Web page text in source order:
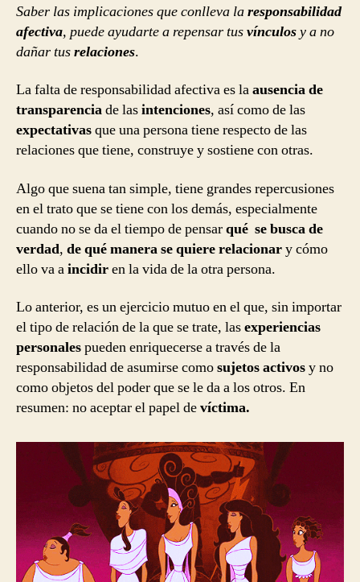
Saber las implicaciones que conlleva laresponsabilidad
afectiva, puede ayudarte a repensar tusvínculosy a no
dañar tusrelaciones.
La falta de responsabilidad afectiva es laausencia de
transparenciade lasintenciones, así como de las
expectativasque una persona tiene respecto de las
relaciones que tiene, construye y sostiene con otras.
Algo que suena tan simple, tiene grandes repercusiones
en el trato que se tiene con los demás, especialmente
cuando no se da el tiempo de pensarqué se busca de
verdad, de qué manera se quiere relacionary cómo
ello va aincidiren la vida de la otra persona.
Lo anterior, es un ejercicio mutuo en el que, sin importar
el tipo de relación de la que se trate, lasexperiencias
personalespueden enriquecerse a través de la
responsabilidad de asumirse comosujetos activosy no
como objetos del poder que se le da a los otros. En
resumen: no aceptar el papel devíctima.